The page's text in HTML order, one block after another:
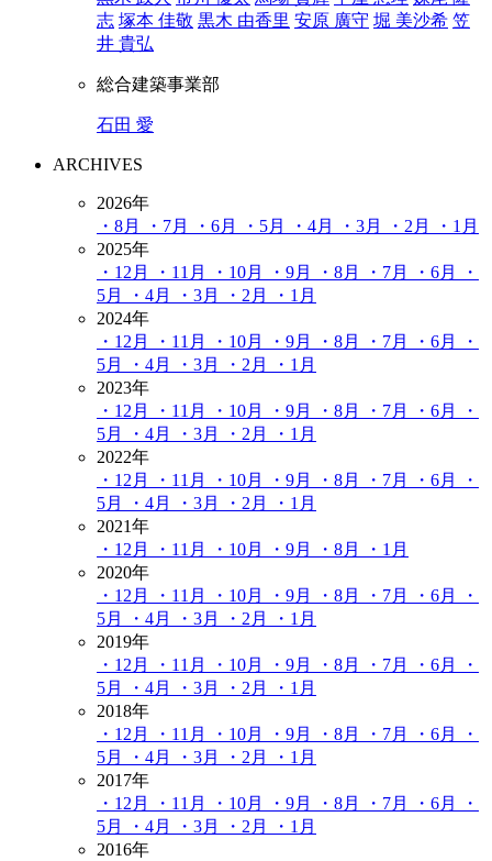
志 塚本 佳敬 黒木 由香里 安原 廣守 堀 美沙希 笠
井 貴弘
総合建築事業部
石田 愛
ARCHIVES
2026年
・8月
・7月 ・6月 ・5月 ・4月 ・3月 ・2月
・1月
2025年
・12月
・11月 ・10月 ・9月 ・8月 ・7月 ・6月
・
5月
・4月 ・3月 ・2月
・1月
2024年
・12月
・11月 ・10月 ・9月 ・8月 ・7月 ・6月
・
5月
・4月 ・3月 ・2月
・1月
2023年
・12月
・11月 ・10月 ・9月 ・8月 ・7月 ・6月
・
5月
・4月 ・3月 ・2月
・1月
2022年
・12月
・11月 ・10月 ・9月 ・8月 ・7月 ・6月
・
5月
・4月 ・3月 ・2月
・1月
2021年
・12月
・11月 ・10月 ・9月 ・8月
・1月
2020年
・12月
・11月 ・10月 ・9月 ・8月 ・7月 ・6月
・
5月
・4月 ・3月 ・2月
・1月
2019年
・12月
・11月 ・10月 ・9月 ・8月 ・7月 ・6月
・
5月
・4月 ・3月 ・2月
・1月
2018年
・12月
・11月 ・10月 ・9月 ・8月 ・7月 ・6月
・
5月
・4月 ・3月 ・2月
・1月
2017年
・12月
・11月 ・10月 ・9月 ・8月 ・7月 ・6月
・
5月
・4月 ・3月 ・2月
・1月
2016年